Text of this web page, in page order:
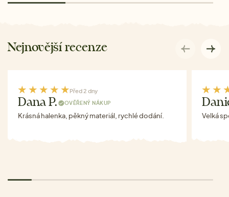
Nejnovější recenze
Před 2 dny
Dana P. OVĚŘENÝ NÁKUP
Krásná halenka, pěkný materiál, rychlé dodání. Velká